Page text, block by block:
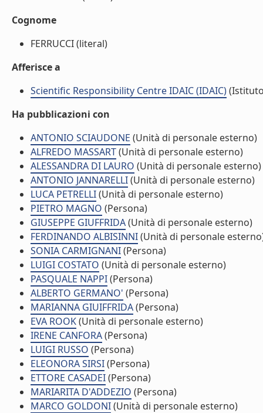
Cognome
FERRUCCI (literal)
Afferisce a
Scientific Responsibility Centre IDAIC (IDAIC)
Ha pubblicazioni con
ANTONIO SCIAUDONE (Unità di personale esterno)
ALFREDO MASSART(Unità di personale esterno)
ALESSANDRA DI LAURO (Unità di personale esterno)
ANTONIO JANNARELLI(Unità di personale esterno)
LUCA PETRELLI(Unità di personale esterno)
PIETRO MAGNO (Persona)
GIUSEPPE GIUFFRIDA(Unità di personale esterno)
FERDINANDO ALBISINNI(Unità di personale
SONIA CARMIGNANI(Persona)
LUIGI COSTATO (Unità di personale esterno)
PASQUALE NAPPI(Persona)
ALBERTO GERMANO' (Persona)
MARIANNA GIUIFFRIDA(Persona)
EVA ROOK(Unità di personale esterno)
IRENE CANFORA(Persona)
LUIGI RUSSO (Persona)
ELEONORA SIRSI(Persona)
ETTORE CASADEI(Persona)
MARIARITA D'ADDEZIO (Persona)
MARCO GOLDONI(Unità di personale esterno)